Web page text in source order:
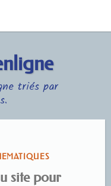
triés par
site pour